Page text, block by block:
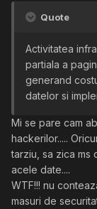
Quote
Activitatea
partiala a
generand
datelor si
Mi se pare cam
hackerilor.....
tarziu, sa zica ms
acele date....
WTF!!! nu
masuri de